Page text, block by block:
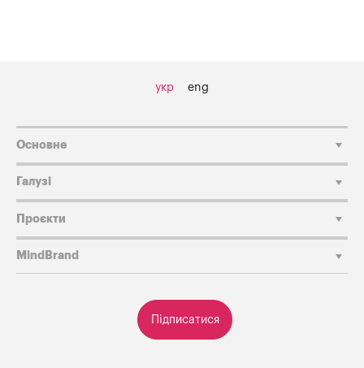
укр eng
Підписатися
Основне
Галузі
Проєкти
MindBrand